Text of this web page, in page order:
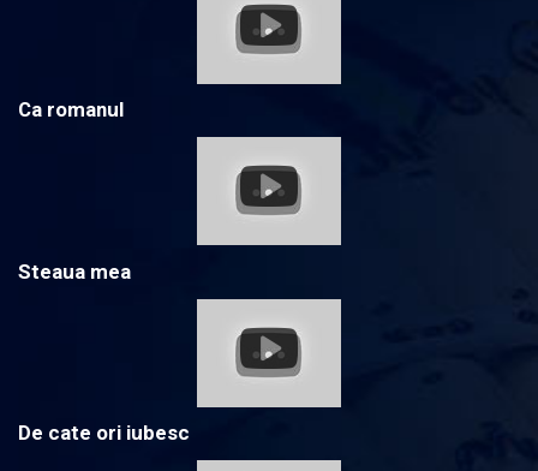
Ca romanul
Steaua mea
De cate ori iubesc